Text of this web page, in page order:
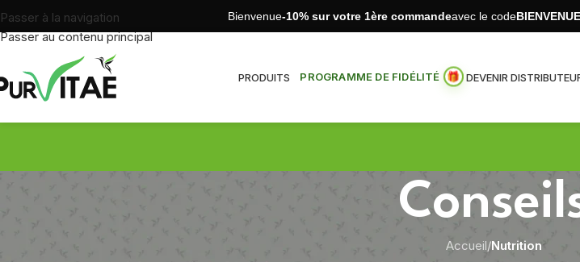
Passer à la navigation
Passer au contenu principal
Bienvenue-10% sur votre 1ère commandeavec le code
PRODUITS PROGRAMME DE FIDÉLITÉ DEVENIR
Accueil/Nutrition